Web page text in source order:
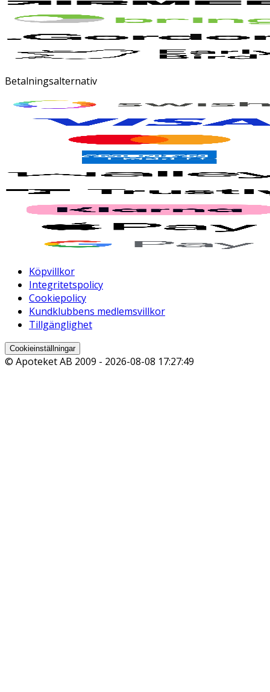
Betalningsalternativ
Köpvillkor
Integritetspolicy
Cookiepolicy
Kundklubbens medlemsvillkor
Tillgänglighet
Cookieinställningar
© Apoteket AB 2009 - 2026-08-08 17:27:49